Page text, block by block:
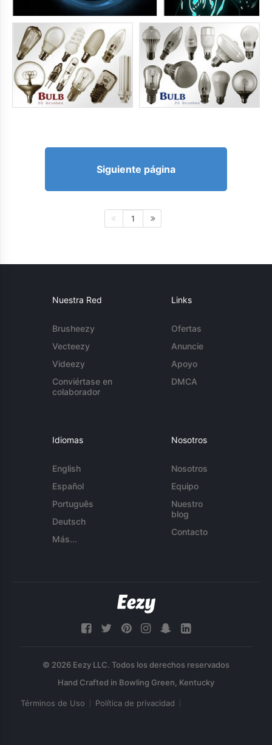
Siguiente página
1
Nuestra Red
Brusheezy
Vecteezy
Videezy
Conviértase en
colaborador
Links
Ofertas
Anuncie
Apoyo
DMCA
Idiomas
English
Español
Português
Deutsch
Más...
Nosotros
Nosotros
Equipo
Nuestro
blog
Contacto
© 2026 Eezy LLC. Todos los derechos reservados
Términos de Uso Política de privacidad